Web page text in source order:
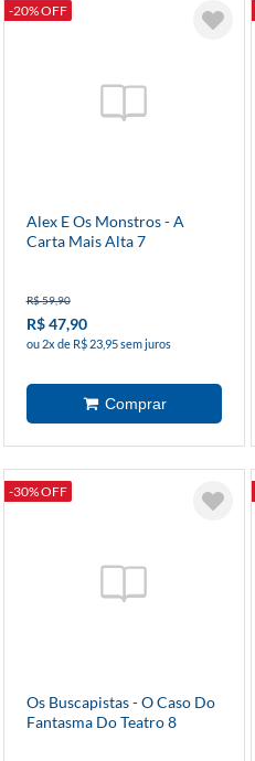
-20% OFF
Alex E Os Monstros - A
Carta Mais Alta 7
R$ 59,90
R$ 47,90
ou 2x de R$ 23,95 sem juros
-30% OFF
Os Buscapistas - O Caso Do
Fantasma Do Teatro 8